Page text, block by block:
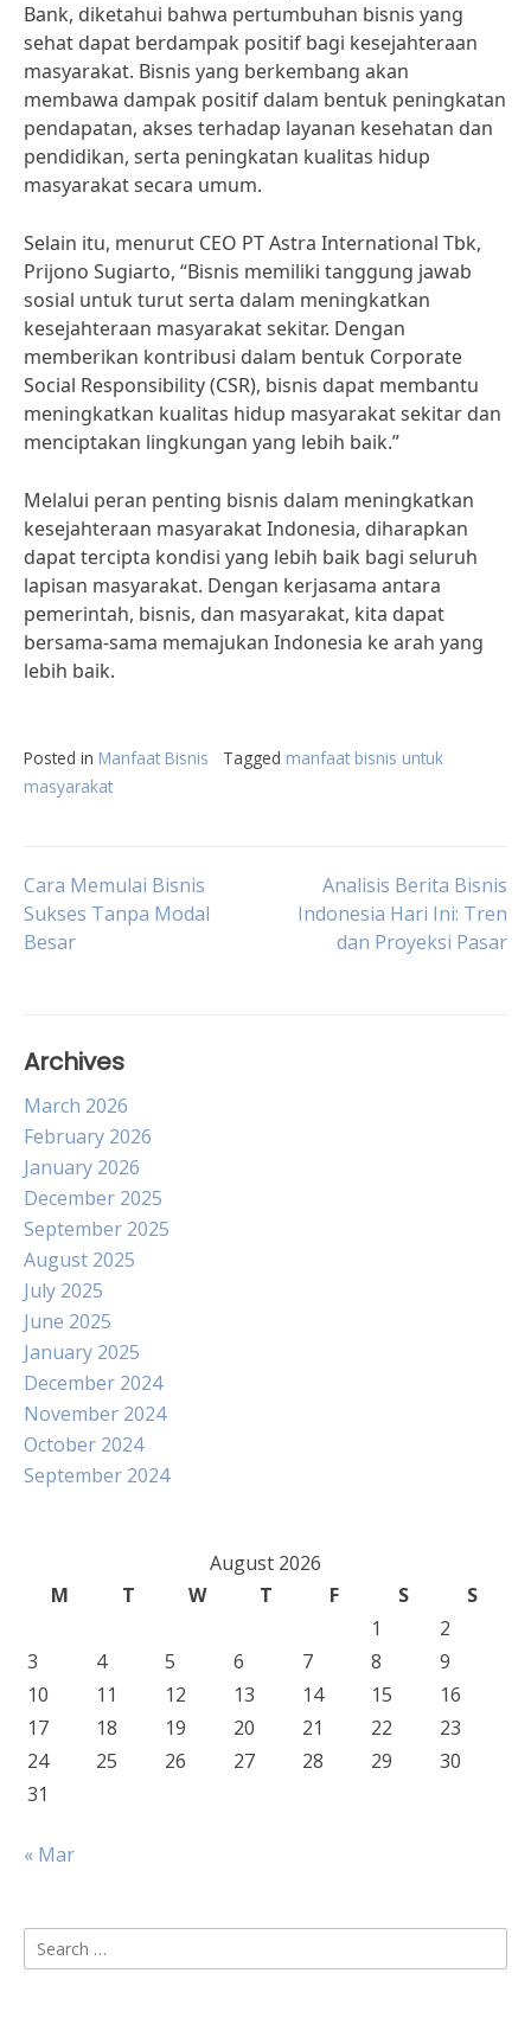
Bank, diketahui bahwa pertumbuhan bisnis yang
sehat dapat berdampak positif bagi kesejahteraan
masyarakat. Bisnis yang berkembang akan
membawa dampak positif dalam bentuk peningkatan
pendapatan, akses terhadap layanan kesehatan dan
pendidikan, serta peningkatan kualitas hidup
masyarakat secara umum.
Selain itu, menurut CEO PT Astra International Tbk,
Prijono Sugiarto, “Bisnis memiliki tanggung jawab
sosial untuk turut serta dalam meningkatkan
kesejahteraan masyarakat sekitar. Dengan
memberikan kontribusi dalam bentuk Corporate
Social Responsibility (CSR), bisnis dapat membantu
meningkatkan kualitas hidup masyarakat sekitar dan
menciptakan lingkungan yang lebih baik.”
Melalui peran penting bisnis dalam meningkatkan
kesejahteraan masyarakat Indonesia, diharapkan
dapat tercipta kondisi yang lebih baik bagi seluruh
lapisan masyarakat. Dengan kerjasama antara
pemerintah, bisnis, dan masyarakat, kita dapat
bersama-sama memajukan Indonesia ke arah yang
lebih baik.
Posted in Manfaat Bisnis Tagged manfaat bisnis untuk
masyarakat
Post
navigation
Cara Memulai Bisnis
Sukses Tanpa Modal
Besar
Analisis Berita Bisnis
Indonesia Hari Ini: Tren
dan Proyeksi Pasar
Archives
March 2026
February 2026
January 2026
December 2025
September 2025
August 2025
July 2025
June 2025
January 2025
December 2024
November 2024
October 2024
September 2024
August 2026
M
T W T F S
S
1
2
3
4 5 6 7 8
9
10
11 12 13 14 15
16
17
18 19 20 21 22
23
24
25 26 27 28 29
30
31
« Mar
Search
for: